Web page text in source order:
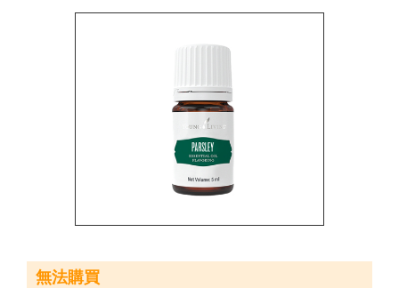
無法購買